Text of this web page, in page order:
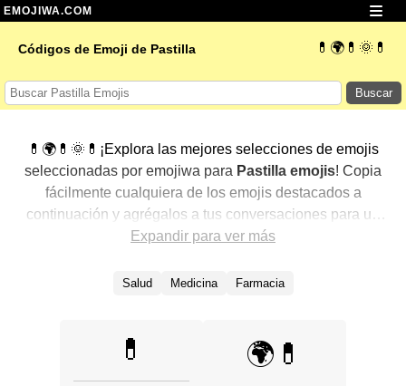
EMOJIWA.COM
Códigos de Emoji de Pastilla 💊🌍💊🌞💊
Buscar
💊🌍💊🌞💊¡Explora las mejores selecciones de emojis
seleccionadas por emojiwa para Pastilla emojis! Copia
fácilmente cualquiera de los emojis destacados a
continuación y agrégalos a tus conversaciones para un
toque personalizado. Hemos seleccionado una variedad
populares. ¿Buscas más? Explora otras categorías para
Expandir para ver más
Salud Medicina Farmacia
💊 🌍💊